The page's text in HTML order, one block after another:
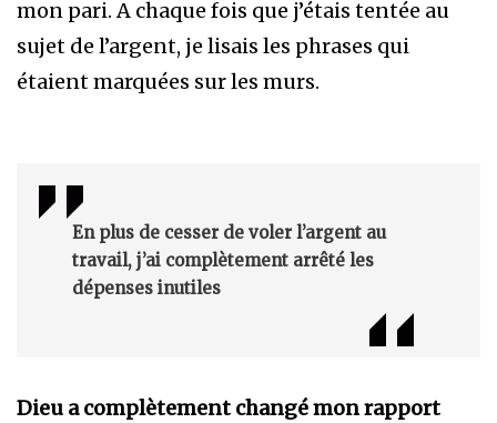
mon pari. A chaque fois que j’étais tentée au
sujet de l’argent, je lisais les phrases qui
étaient marquées sur les murs.
En plus de cesser de voler l’argent au
travail, j’ai complètement arrêté les
dépenses inutiles
Dieu a complètement changé mon rapport